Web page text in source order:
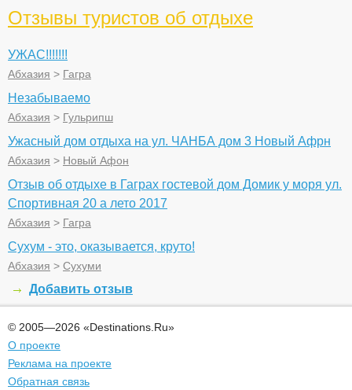
Отзывы туристов об отдыхе
УЖАС!!!!!!!
Абхазия > Гагра
Незабываемо
Абхазия > Гульрипш
Ужасный дом отдыха на ул. ЧАНБА дом 3 Новый Афрн
Абхазия > Новый Афон
Отзыв об отдыхе в Гаграх гостевой дом Домик у моря ул.
Спортивная 20 а лето 2017
Абхазия > Гагра
Сухум - это, оказывается, круто!
Абхазия > Сухуми
Добавить отзыв
© 2005—2026 «Destinations.Ru»
О проекте
Реклама на проекте
Обратная связь